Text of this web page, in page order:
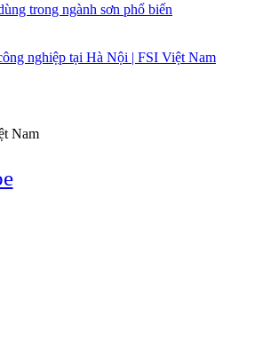
trong ngành sơn phổ biến
nghiệp tại Hà Nội | FSI Việt Nam
Nam